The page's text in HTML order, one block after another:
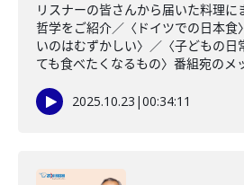
リスナーの皆さんから届いた料理に
哲学をご紹介／〈ドイツでの日本食
いのはむずかしい〉／〈子どもの日
ても食べたくなるもの〉番組宛のメ
2025.10.23 |00:34:11